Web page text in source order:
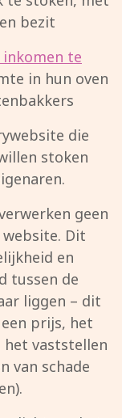
bezit
te
in hun oven
die
stoken
geen
Dit
en
tussen de
liggen – dit
prijs, het
het vaststellen
van schade